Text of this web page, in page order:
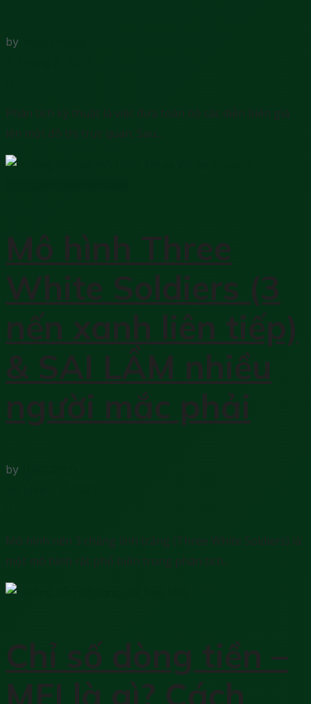
by
Phân tích kỹ thuật là việc đưa toàn bộ các diễn biến giá
lên một đồ thị trực quan. Sau...
Mô hình Three
White Soldiers (3
nến xanh liên tiếp)
& SAI LẦM nhiều
người mắc phải
by
Mô hình nến 3 chàng lính trắng (Three White Soldiers) là
một mô hình rất phổ biến trong phân tích...
Chỉ số dòng tiền –
MFI là gì? Cách